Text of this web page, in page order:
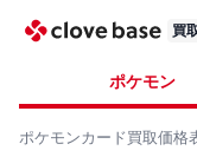
買
ポケモン
ポケモンカード買取価格